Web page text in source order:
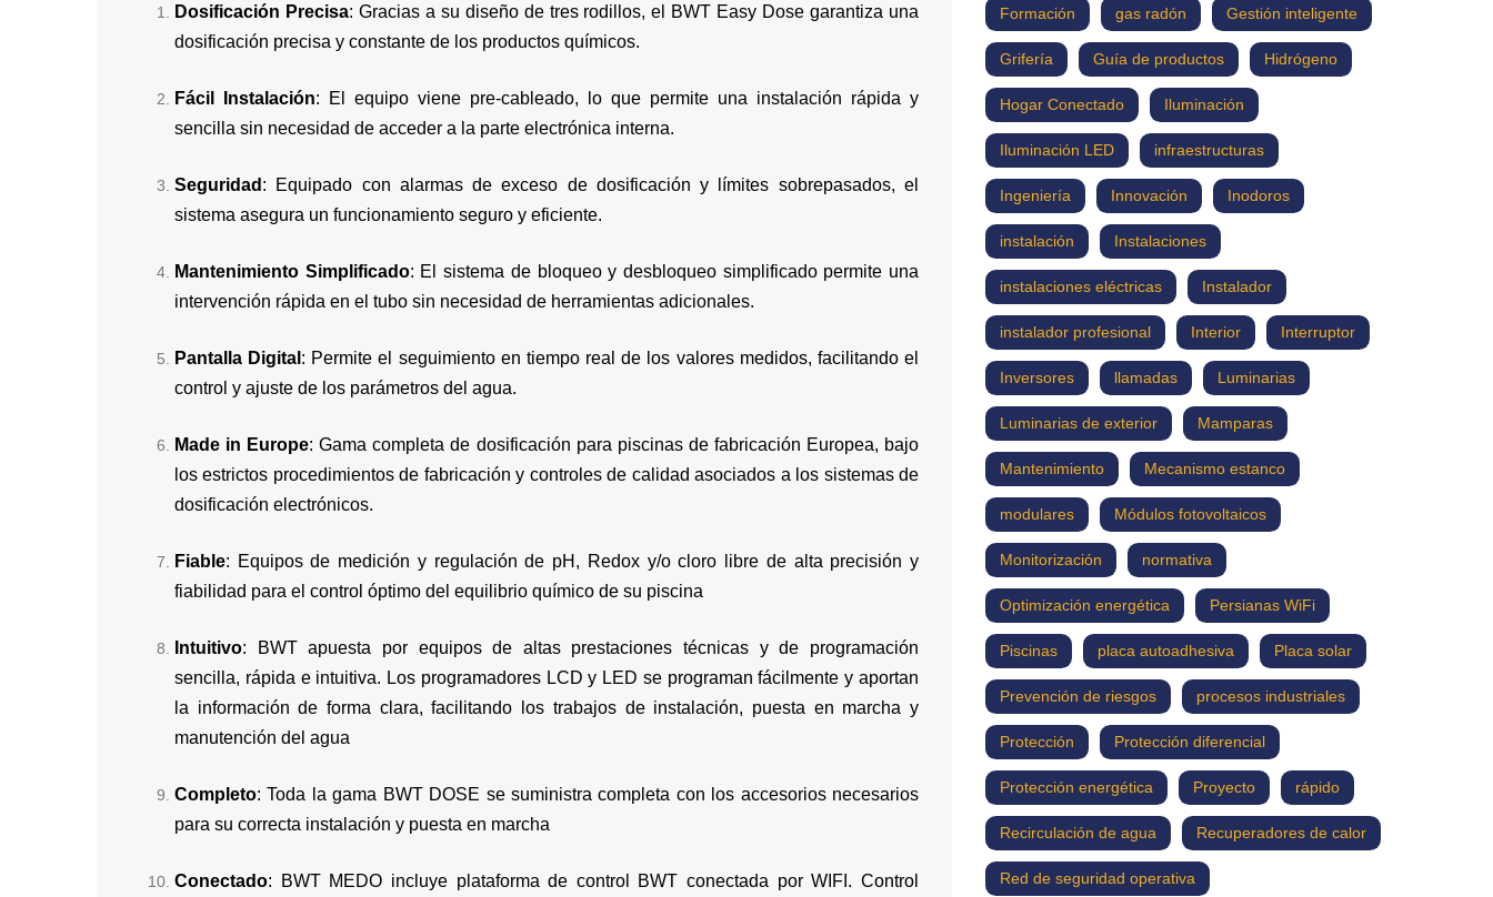
Dosificación Precisa: Gracias a su diseño de tres rodillos, el BWT Easy Dose garantiza una
dosificación precisa y constante de los productos químicos.
Fácil Instalación: El equipo viene pre-cableado, lo que permite una instalación rápida y
sencilla sin necesidad de acceder a la parte electrónica interna.
Seguridad : Equipado con alarmas de exceso de dosificación y límites sobrepasados, el
sistema asegura un funcionamiento seguro y eficiente.
Mantenimiento Simplificado: El sistema de bloqueo y desbloqueo simplificado permite una
intervención rápida en el tubo sin necesidad de herramientas adicionales.
Pantalla Digital : Permite el seguimiento en tiempo real de los valores medidos, facilitando el
control y ajuste de los parámetros del agua.
Made in Europe: Gama completa de dosificación para piscinas de fabricación Europea, bajo
los estrictos procedimientos de fabricación y controles de calidad asociados a los sistemas de
dosificación electrónicos.
Fiable: Equipos de medición y regulación de pH, Redox y/o cloro libre de alta precisión y
fiabilidad para el control óptimo del equilibrio químico de su piscina
Intuitivo: BWT apuesta por equipos de altas prestaciones técnicas y de programación
sencilla, rápida e intuitiva. Los programadores LCD y LED se programan fácilmente y aportan
la información de forma clara, facilitando los trabajos de instalación, puesta en marcha y
manutención del agua
Completo: Toda la gama BWT DOSE se suministra completa con los accesorios necesarios
para su correcta instalación y puesta en marcha
Conectado: BWT MEDO incluye plataforma de control BWT conectada por WIFI. Control
Formación gas radón Gestión inteligente
Grifería Guía de productos Hidrógeno
Hogar Conectado Iluminación
Iluminación LED infraestructuras
Ingeniería Innovación Inodoros
instalación Instalaciones
instalaciones eléctricas Instalador
instalador profesional Interior Interruptor
Inversores llamadas Luminarias
Luminarias de exterior Mamparas
Mantenimiento Mecanismo estanco
modulares Módulos fotovoltaicos
Monitorización normativa
Optimización energética Persianas WiFi
Piscinas placa autoadhesiva Placa solar
Prevención de riesgos procesos industriales
Protección Protección diferencial
Protección energética Proyecto rápido
Recirculación de agua Recuperadores de calor
Red de seguridad operativa